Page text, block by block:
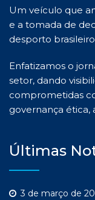
Um veículo que
e a tomada de
desporto
Enfatizamos o
setor, dando
comprometidas
governança ética,
Últimas
3 de março de